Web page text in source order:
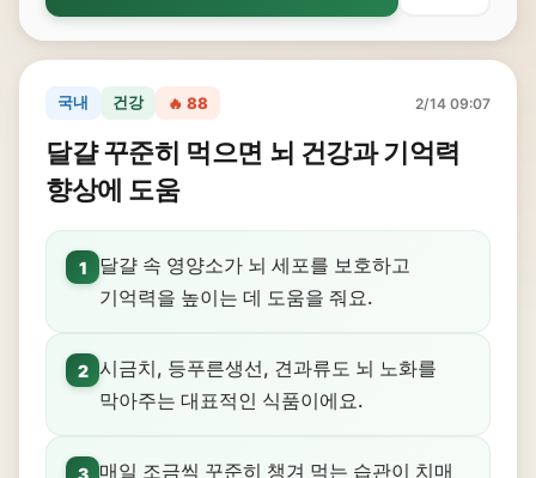
국내 건강 🔥 88 2/14 09:07
달걀 꾸준히 먹으면 뇌 건강과 기억력
향상에 도움
1
달걀 속 영양소가 뇌 세포를 보호하고
기억력을 높이는 데 도움을 줘요.
2 시금치, 등푸른생선, 견과류도 뇌 노화를
막아주는 대표적인 식품이에요.
3
매일 조금씩 꾸준히 챙겨 먹는 습관이 치매